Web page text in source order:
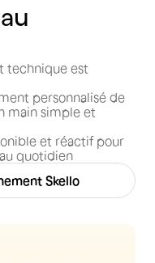
au
technique est
personnalisé de
main simple et
et réactif pour
quotidien
Skello